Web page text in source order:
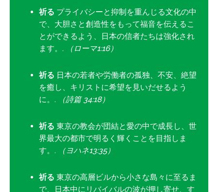
祈る プライバシーと抑制を重んじる文化の中
で、大胆さと創造性をもって福音を伝えるこ
とができるよう、日本の信者たちは強化され
ます。.
（ローマ1:16）
祈る 日本の若者や労働者の孤独、不安、絶望
を癒し、キリストに希望を見いだせるよう
に。.
（詩篇 34:18）
祈る 東京の教会が団結と愛の中で成長し、世
界最大の都市で明るく輝くことを目指しま
す。.
（ヨハネ13:35）
祈る 東京の高層ビルから小さな島々に至るま
で、日本中にリバイバルの波が押し寄せ、す